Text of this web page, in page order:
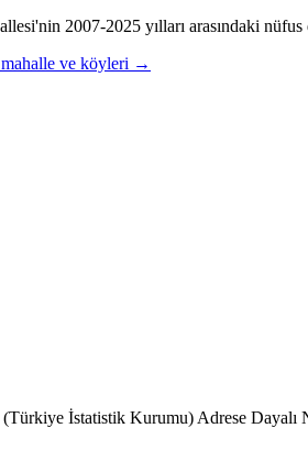
2007-2025 yılları arasındaki
ve köyleri →
İstatistik Kurumu) Adrese